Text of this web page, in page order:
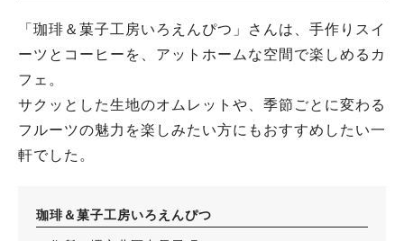
「珈琲＆菓子工房いろえんぴつ」さんは、手作りスイ
ーツとコーヒーを、アットホームな空間で楽しめるカ
フェ。
サクッとした生地のオムレットや、季節ごとに変わる
フルーツの魅力を楽しみたい方にもおすすめしたい一
軒でした。
珈琲＆菓子工房いろえんぴつ